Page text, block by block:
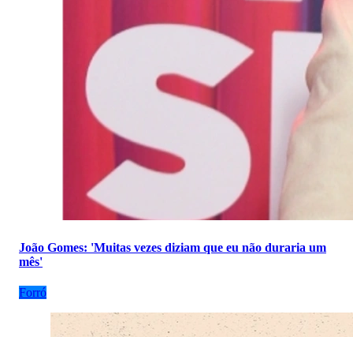
João Gomes: 'Muitas vezes diziam que eu não duraria um
mês'
Forró